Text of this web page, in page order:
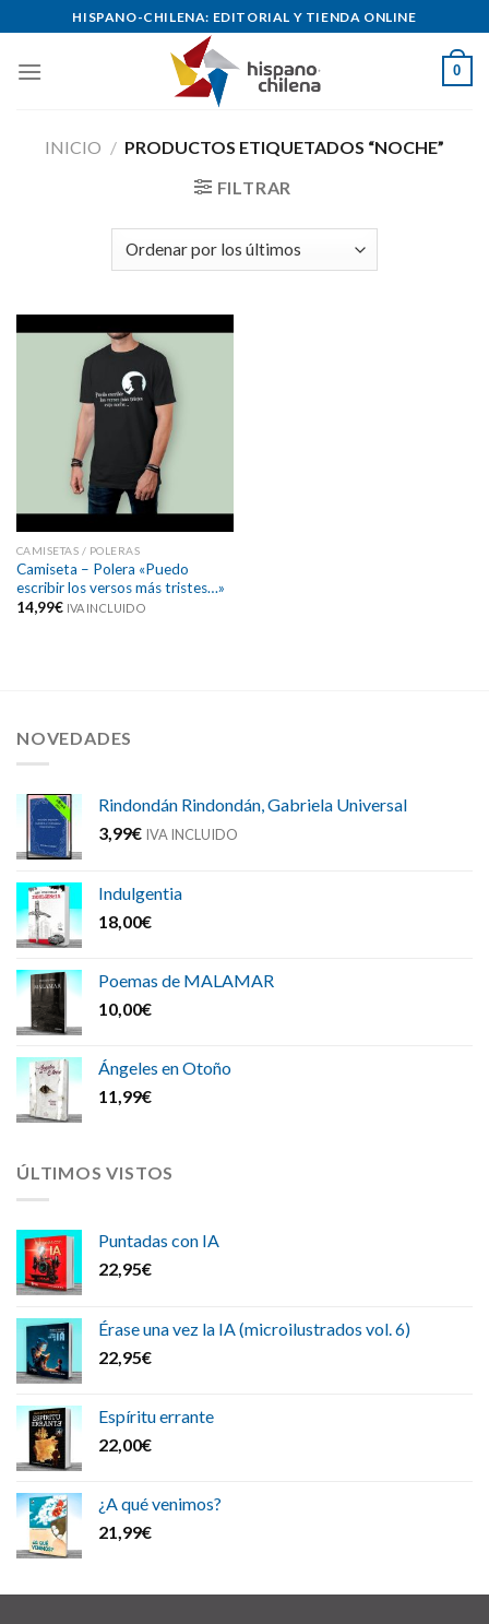
to
content
HISPANO-CHILENA: EDITORIAL Y TIENDA ONLINE
0
INICIO / PRODUCTOS ETIQUETADOS “NOCHE”
FILTRAR
CAMISETAS / POLERAS
Camiseta – Polera «Puedo
escribir los versos más tristes…»
14,99€ IVA INCLUIDO
NOVEDADES
Rindondán Rindondán, Gabriela Universal
3,99€ IVA INCLUIDO
Indulgentia
18,00€
Poemas de MALAMAR
10,00€
Ángeles en Otoño
11,99€
ÚLTIMOS VISTOS
Puntadas con IA
22,95€
Érase una vez la IA (microilustrados vol. 6)
22,95€
Espíritu errante
22,00€
¿A qué venimos?
21,99€